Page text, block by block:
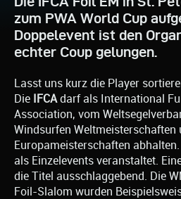
zum PWA World Cup
Doppelevent ist den
echter Coup gelungen.
Lasst uns kurz die Player
Die IFCA darf als International
Association, vom
Windsurfen Weltmeisterschaften
Europameisterschaften
als Einzelevents veranstaltet.
die Titel ausschlaggebend. Die
Foil-Slalom wurden